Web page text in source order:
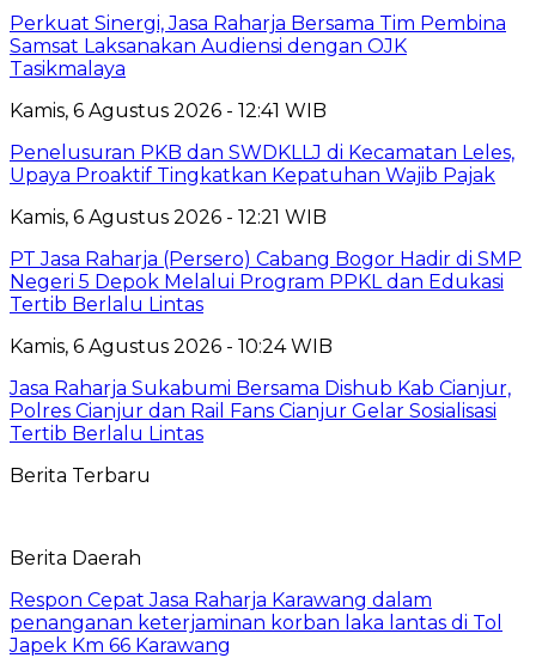
Perkuat Sinergi, Jasa Raharja Bersama Tim Pembina
Samsat Laksanakan Audiensi dengan OJK
Tasikmalaya
Kamis, 6 Agustus 2026 - 12:41 WIB
Penelusuran PKB dan SWDKLLJ di Kecamatan Leles,
Upaya Proaktif Tingkatkan Kepatuhan Wajib Pajak
Kamis, 6 Agustus 2026 - 12:21 WIB
PT Jasa Raharja (Persero) Cabang Bogor Hadir di SMP
Negeri 5 Depok Melalui Program PPKL dan Edukasi
Tertib Berlalu Lintas
Kamis, 6 Agustus 2026 - 10:24 WIB
Jasa Raharja Sukabumi Bersama Dishub Kab Cianjur,
Polres Cianjur dan Rail Fans Cianjur Gelar Sosialisasi
Tertib Berlalu Lintas
Berita Terbaru
Berita Daerah
Respon Cepat Jasa Raharja Karawang dalam
penanganan keterjaminan korban laka lantas di Tol
Japek Km 66 Karawang